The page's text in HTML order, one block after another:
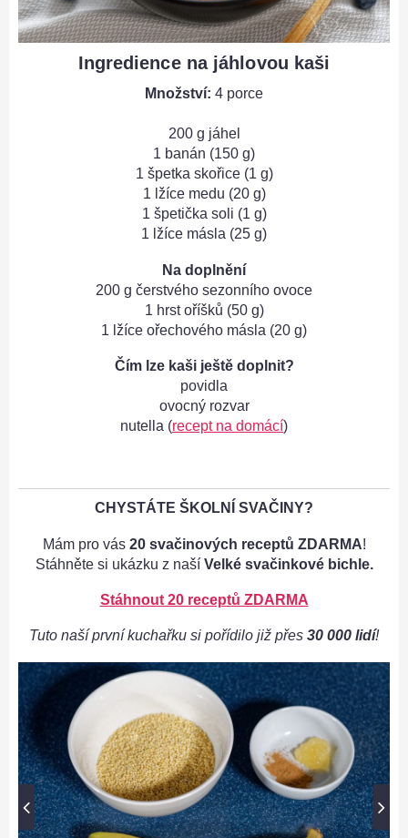
Ingredience na jáhlovou kaši
Množství: 4 porce
200 g jáhel
1 banán (150 g)
1 špetka skořice (1 g)
1 lžíce medu (20 g)
1 špetička soli (1 g)
1 lžíce másla (25 g)
Na doplnění
200 g čerstvého sezonního ovoce
1 hrst oříšků (50 g)
1 lžíce ořechového másla (20 g)
Čím lze kaši ještě doplnit?
povidla
ovocný rozvar
nutella (recept na domácí)
CHYSTÁTE ŠKOLNÍ SVAČINY?
Mám pro vás 20 svačinových receptů ZDARMA!
Stáhněte si ukázku z naší Velké svačinkové bichle.
Stáhnout 20 receptů ZDARMA
Tuto naší první kuchařku si pořídilo již přes 30 000 lidí!